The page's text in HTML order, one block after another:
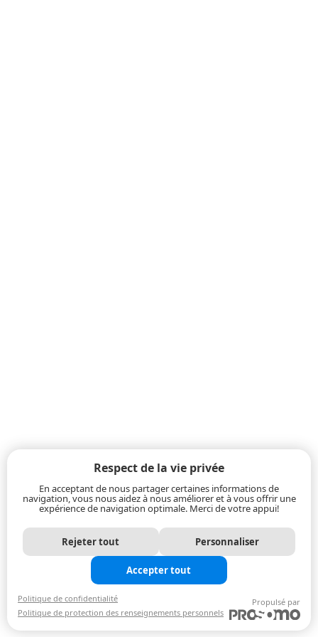
Respect de la vie privée
En acceptant de nous partager certaines informations de
navigation, vous nous aidez à nous améliorer et à vous offrir une
expérience de navigation optimale. Merci de votre appui!
Rejeter tout Personnaliser
Accepter tout
Politique de confidentialité
Politique de protection des renseignements personnels
Propulsé par